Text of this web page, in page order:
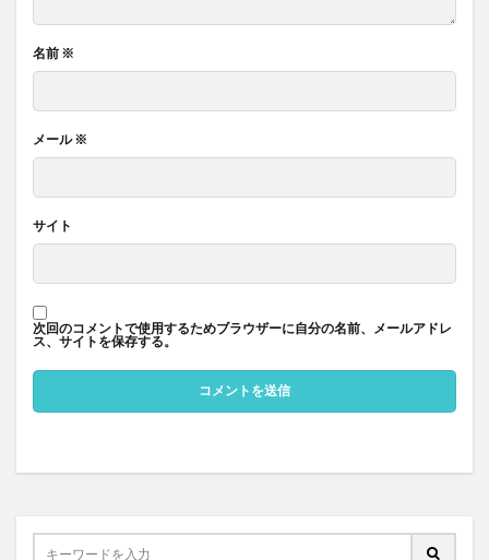
名前 ※
メール※
サイト
次回のコメントで使用するためブラウザーに自分の名前、メールアドレ
ス、サイトを保存する。